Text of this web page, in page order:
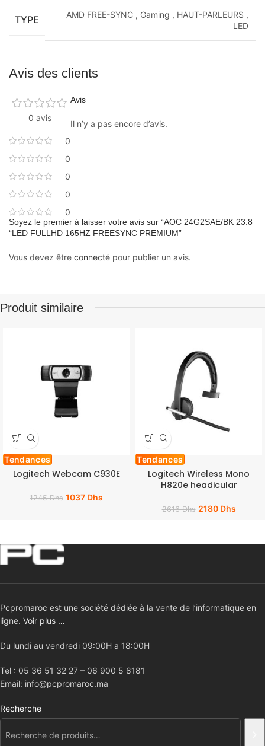
TYPE AMD FREE-SYNC , Gaming , HAUT-PARLEURS ,
LED
Avis des clients
0 avis
0
0
0
0
0
Avis
Il n’y a pas encore d’avis.
Soyez le premier à laisser votre avis sur “AOC 24G2SAE/BK 23.8
“LED FULLHD 165HZ FREESYNC PREMIUM”
Vous devez être connecté pour publier un avis.
Produit similaire
Tendances
Logitech Webcam C930E
1245Dhs 1037 Dhs
Tendances
Logitech Wireless Mono
H820e headicular
2616Dhs 2180 Dhs
Pcpromaroc est une société dédiée à la vente de l’informatique en
ligne. Voir plus …
Du lundi au vendredi 09:00H a 18:00H
Tel : 05 36 51 32 27 – 06 900 5 8181
Email: info@pcpromaroc.ma
Recherche